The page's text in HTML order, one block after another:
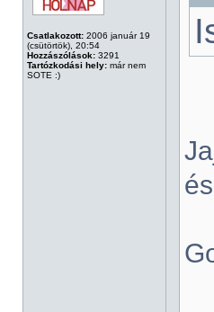
Csatlakozott: 2006 január 19
(csütörtök), 20:54
Hozzászólások: 3291
Tartózkodási hely: már nem
SOTE :)